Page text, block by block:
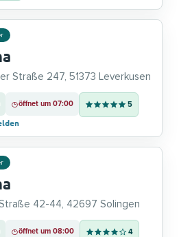
Straße 247, 51373 Leverkusen
öffnet um 07:00 5
42-44, 42697 Solingen
öffnet um 08:00 4